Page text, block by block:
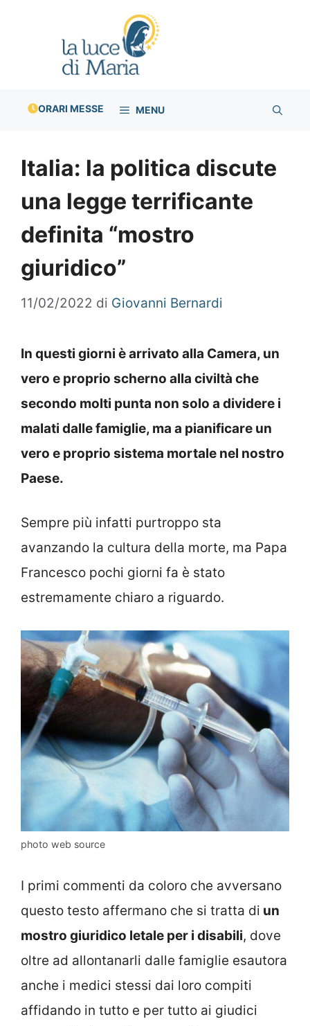
ORARI MESSE MENU
Italia: la politica discute
una legge terrificante
definita “mostro
giuridico”
11/02/2022 di Giovanni Bernardi
In questi giorni è arrivato alla Camera, un
vero e proprio scherno alla civiltà che
secondo molti punta non solo a dividere i
malati dalle famiglie, ma a pianificare un
vero e proprio sistema mortale nel nostro
Paese.
Sempre più infatti purtroppo sta
avanzando la cultura della morte, ma Papa
Francesco pochi giorni fa è stato
estremamente chiaro a riguardo.
photo web source
I primi commenti da coloro che avversano
questo testo affermano che si tratta di un
mostro giuridico letale per i disabili, dove
oltre ad allontanarli dalle famiglie esautora
anche i medici stessi dai loro compiti
affidando in tutto e per tutto ai giudici